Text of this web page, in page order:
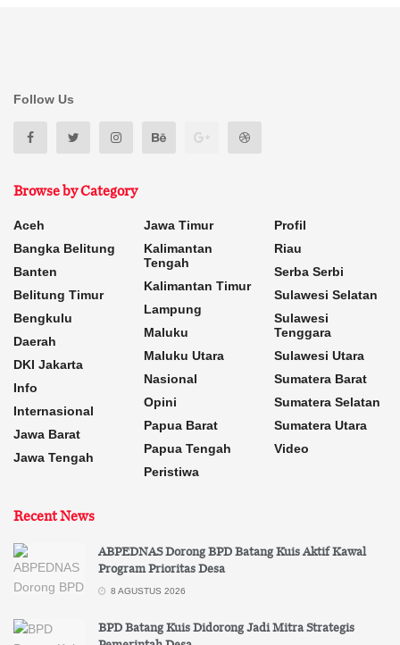
Follow Us
Browse by Category
Aceh
Bangka Belitung
Banten
Belitung Timur
Bengkulu
Daerah
DKI Jakarta
Info
Internasional
Jawa Barat
Jawa Tengah
Jawa Timur
Kalimantan
Tengah
Kalimantan Timur
Lampung
Maluku
Maluku Utara
Nasional
Opini
Papua Barat
Papua Tengah
Peristiwa
Profil
Riau
Serba Serbi
Sulawesi Selatan
Sulawesi
Tenggara
Sulawesi Utara
Sumatera Barat
Sumatera Selatan
Sumatera Utara
Video
Recent News
ABPEDNAS Dorong BPD Batang Kuis Aktif Kawal
Program Prioritas Desa
8 AGUSTUS 2026
BPD Batang Kuis Didorong Jadi Mitra Strategis